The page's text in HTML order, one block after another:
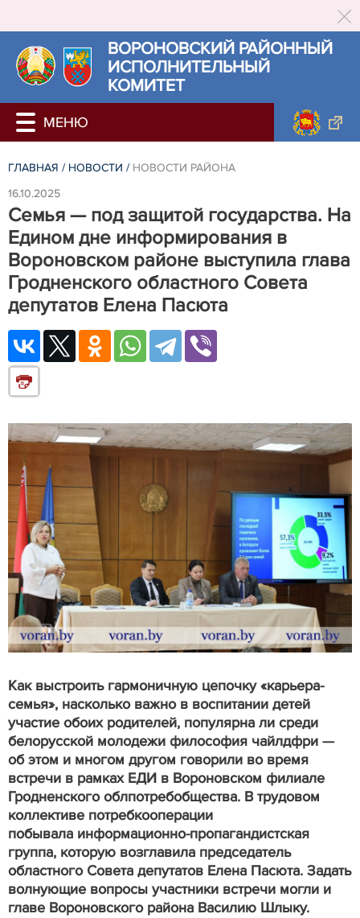
ВОРОНОВСКИЙ РАЙОННЫЙ
ИСПОЛНИТЕЛЬНЫЙ
КОМИТЕТ
ГЛАВНАЯ / НОВОСТИ / НОВОСТИ РАЙОНА
16.10.2025
Семья — под защитой государства. На
Едином дне информирования в
Вороновском районе выступила глава
Гродненского областного Совета
депутатов Елена Пасюта
Как выстроить гармоничную цепочку «карьера-
семья», насколько важно в воспитании детей
участие обоих родителей, популярна ли среди
белорусской молодежи философия чайлдфри —
об этом и многом другом говорили во время
встречи в рамках ЕДИ в Вороновском филиале
Гродненского облпотребобщества. В трудовом
коллективе потребкооперации
побывала информационно-пропагандистская
группа, которую возглавила председатель
областного Совета депутатов Елена Пасюта. Задать
волнующие вопросы участники встречи могли и
главе Вороновского района Василию Шлыку.